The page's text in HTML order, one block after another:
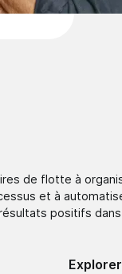
de flotte à
et à
positifs
Explorer